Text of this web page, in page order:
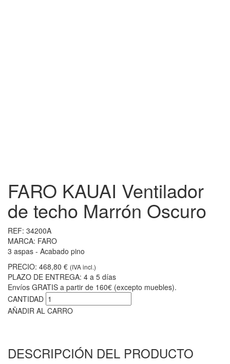
FARO KAUAI Ventilador
de techo Marrón Oscuro
REF: 34200A
MARCA: FARO
3 aspas - Acabado pino
PRECIO: 468,80 € (IVA incl.)
PLAZO DE ENTREGA: 4 a 5 días
Envíos GRATIS a partir de 160€ (excepto muebles).
CANTIDAD
AÑADIR AL CARRO
DESCRIPCIÓN DEL PRODUCTO